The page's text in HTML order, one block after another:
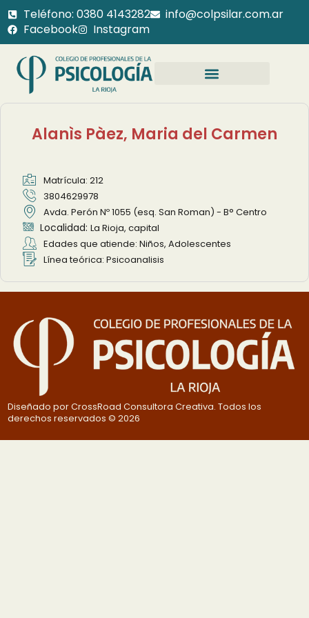
Teléfono: 0380 4143282
info@colpsilar.com.ar
Facebook
Instagram
Alanìs Pàez, Maria del Carmen
Matrícula: 212
3804629978
Avda. Perón Nº 1055 (esq. San Roman) - B° Centro
Localidad:La Rioja, capital
Edades que atiende: Niños, Adolescentes
Línea teórica: Psicoanalisis
Diseñado por CrossRoad Consultora Creativa. Todos los
derechos reservados © 2026